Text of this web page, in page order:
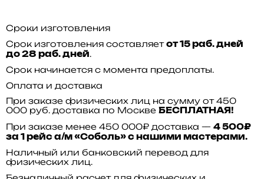
Сроки изготовления
Срок изготовления составляет от 15 раб. дней
до 28 раб. дней.
Срок начинается с момента предоплаты.
Оплата и доставка
При заказе физических лиц на сумму от 450
000 руб. доставка по Москве БЕСПЛАТНАЯ!
При заказе менее 450 000₽ доставка — 4 500₽
за 1 рейс а/м «Соболь» с нашими мастерами.
Наличный или банковский перевод для
физических лиц.